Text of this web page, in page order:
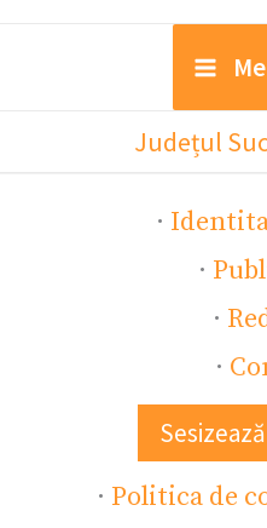
Județul
·
·
·
·
· Politica de